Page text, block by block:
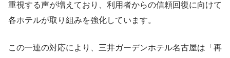
重視する声が増えており、利用者からの信頼回復に向けて
各ホテルが取り組みを強化しています。
この一連の対応により、三井ガーデンホテル名古屋は「再